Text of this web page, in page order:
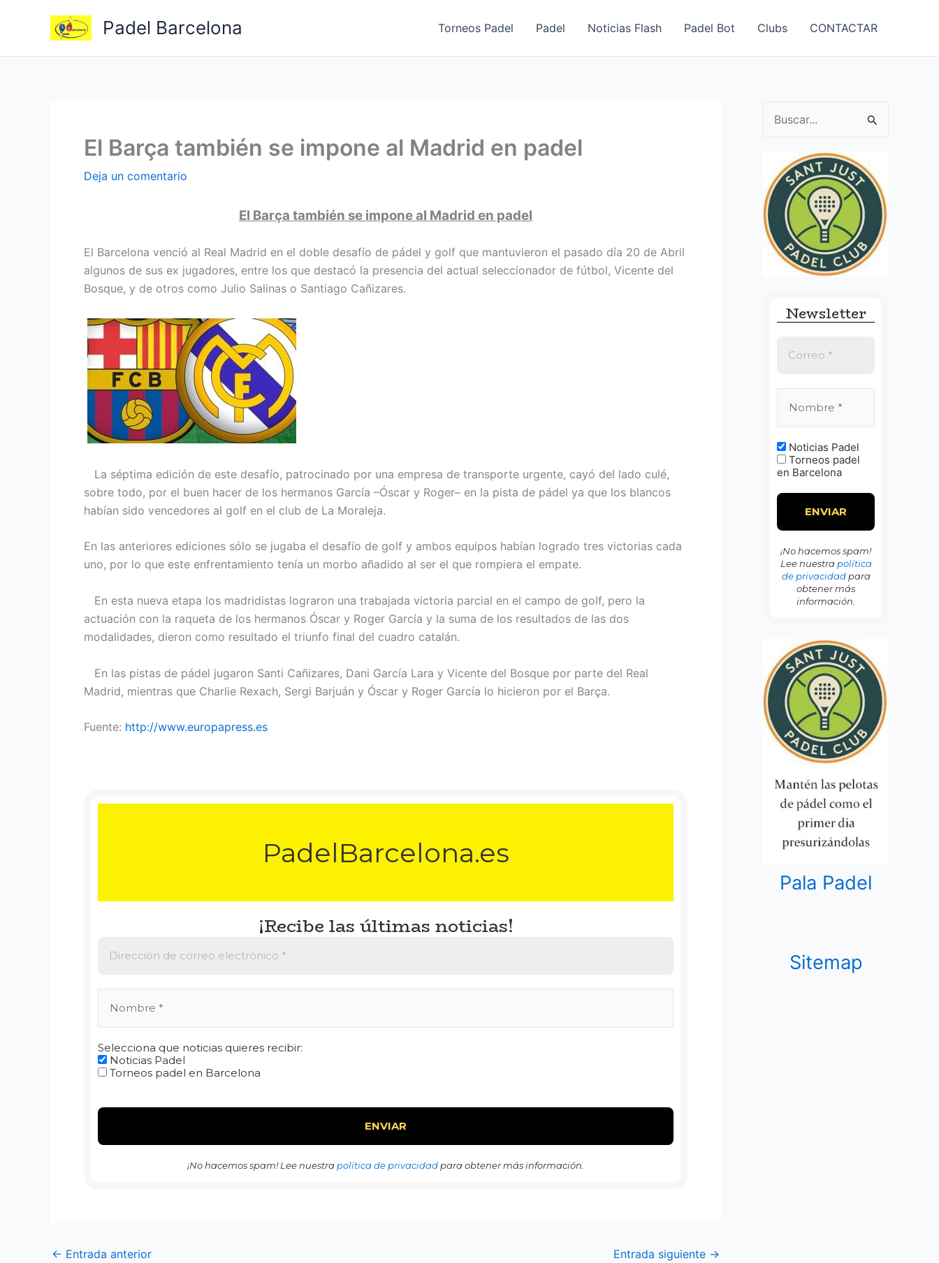
contenido
Padel Barcelona Torneos Padel Padel Noticias Flash Padel Bot Clubs CONTACTAR
El Barça también se impone al Madrid en padel
Deja un comentario
El Barça también se impone al Madrid en padel
El Barcelona venció al Real Madrid en el doble desafío de pádel y golf que mantuvieron el pasado día 20 de Abril
algunos de sus ex jugadores, entre los que destacó la presencia del actual seleccionador de fútbol, Vicente del
Bosque, y de otros como Julio Salinas o Santiago Cañizares.
La séptima edición de este desafío, patrocinado por una empresa de transporte urgente, cayó del lado culé,
sobre todo, por el buen hacer de los hermanos García –Óscar y Roger– en la pista de pádel ya que los blancos
habían sido vencedores al golf en el club de La Moraleja.
En las anteriores ediciones sólo se jugaba el desafío de golf y ambos equipos habían logrado tres victorias cada
uno, por lo que este enfrentamiento tenía un morbo añadido al ser el que rompiera el empate.
En esta nueva etapa los madridistas lograron una trabajada victoria parcial en el campo de golf, pero la
actuación con la raqueta de los hermanos Óscar y Roger García y la suma de los resultados de las dos
modalidades, dieron como resultado el triunfo final del cuadro catalán.
En las pistas de pádel jugaron Santi Cañizares, Dani García Lara y Vicente del Bosque por parte del Real
Madrid, mientras que Charlie Rexach, Sergi Barjuán y Óscar y Roger García lo hicieron por el Barça.
Fuente: http://www.europapress.es
PadelBarcelona.es
¡Recibe las últimas noticias!
Selecciona que noticias quieres recibir:
Noticias Padel
Torneos padel en Barcelona
¡No hacemos spam! Lee nuestrapolítica de privacidadpara obtener más información.
← Entrada anterior Entrada siguiente →
u
a
r
Newsletter
Noticias Padel
Torneos padel
en Barcelona
¡No hacemos spam!
Lee nuestra política
de privacidadpara
obtener más
información.
Pala Padel
Sitemap